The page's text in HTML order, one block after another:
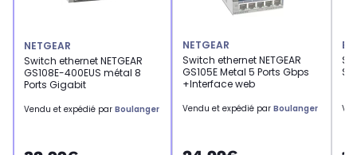
NETGEAR
Switch ethernet NETGEAR
GS108E-400EUS métal 8
Ports Gigabit
Vendu et expédié par Boulanger
NETGEAR
Switch ethernet NETGEAR
GS105E Metal 5 Ports Gbps
+Interface web
Vendu et expédié par Boulanger